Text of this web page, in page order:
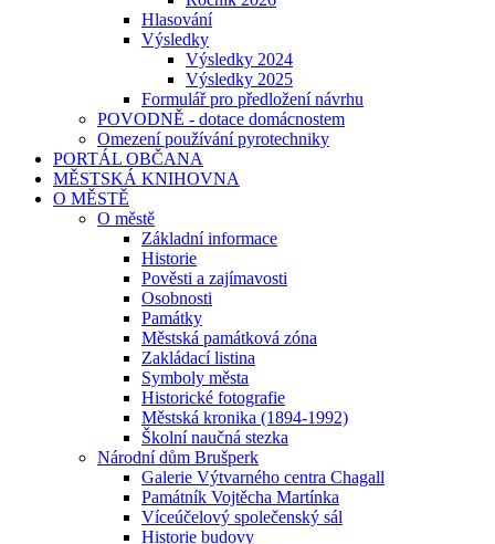
Hlasování
Výsledky
Výsledky 2024
Výsledky 2025
Formulář pro předložení návrhu
POVODNĚ - dotace domácnostem
Omezení používání pyrotechniky
PORTÁL OBČANA
MĚSTSKÁ KNIHOVNA
O MĚSTĚ
O městě
Základní informace
Historie
Pověsti a zajímavosti
Osobnosti
Památky
Městská památková zóna
Zakládací listina
Symboly města
Historické fotografie
Městská kronika (1894-1992)
Školní naučná stezka
Národní dům Brušperk
Galerie Výtvarného centra Chagall
Památník Vojtěcha Martínka
Víceúčelový společenský sál
Historie budovy